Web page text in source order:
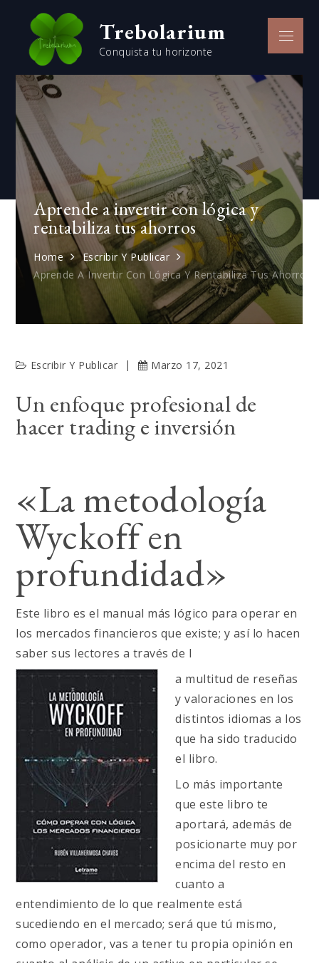
content
Trebolarium
Conquista tu horizonte
Menu
Aprende a invertir con lógica y
rentabiliza tus ahorros
Home
Escribir Y Publicar
Aprende A Invertir Con Lógica Y Rentabiliza Tus Ahorros
Escribir Y Publicar Marzo 17, 2021
Un enfoque profesional de
hacer trading e inversión
«La metodología
Wyckoff en
profundidad»
Este libro es el manual más lógico para operar en
los mercados financieros que existe; y así lo hacen
saber sus lectores a través de l
a multitud de reseñas
y valoraciones en los
distintos idiomas a los
que ha sido traducido
el libro.
Lo más importante
que este libro te
aportará, además de
posicionarte muy por
encima del resto en
cuanto a
entendimiento de lo que realmente está
sucediendo en el mercado; será que tú mismo,
como operador, vas a tener tu propia opinión en